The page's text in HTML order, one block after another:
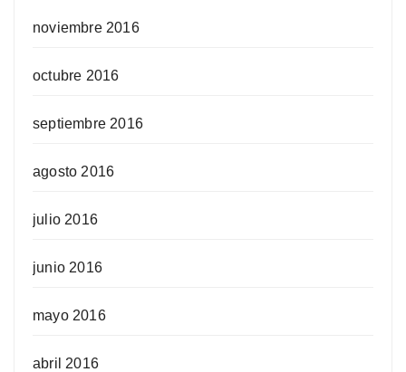
noviembre 2016
octubre 2016
septiembre 2016
agosto 2016
julio 2016
junio 2016
mayo 2016
abril 2016